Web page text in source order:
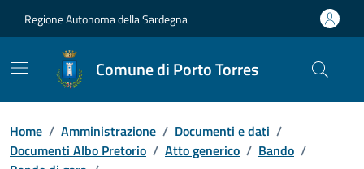
Regione Autonoma della Sardegna
Comune di Porto Torres
Home / Amministrazione / Documenti e dati /
Documenti Albo Pretorio / Atto generico / Bando /